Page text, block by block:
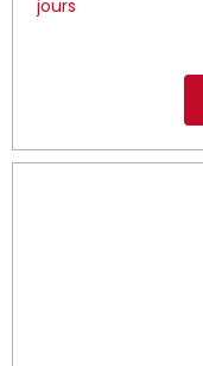
jours